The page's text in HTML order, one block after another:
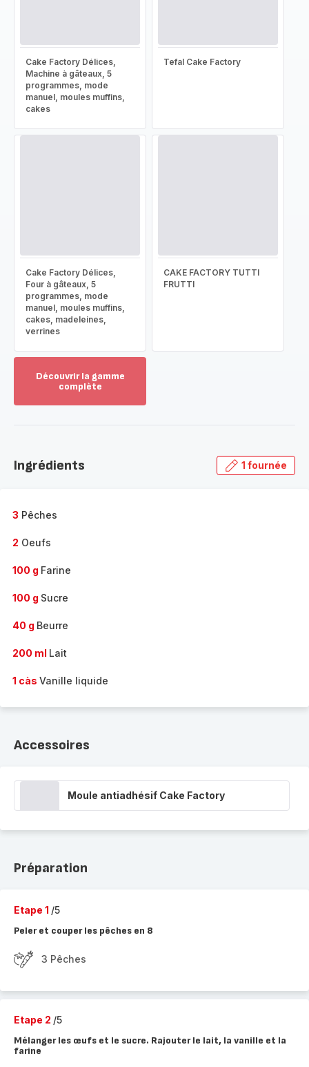
Cake Factory Délices,
Machine à gâteaux, 5
programmes, mode
manuel, moules muffins,
cakes
Tefal Cake Factory
Cake Factory Délices,
Four à gâteaux, 5
programmes, mode
manuel, moules muffins,
cakes, madeleines,
verrines
CAKE FACTORY TUTTI
FRUTTI
Découvrir la gamme
complète
gamme
Ingrédients 1 fournée
3 Pêches
2 Oeufs
100 g Farine
100 g Sucre
40 g Beurre
200 ml Lait
1 càs Vanille liquide
Accessoires
Moule antiadhésif Cake Factory
Préparation
Etape 1 /5
Peler et couper les pêches en 8
3 Pêches
Etape 2 /5
Mélanger les œufs et le sucre. Rajouter le lait, la vanille et la
farine